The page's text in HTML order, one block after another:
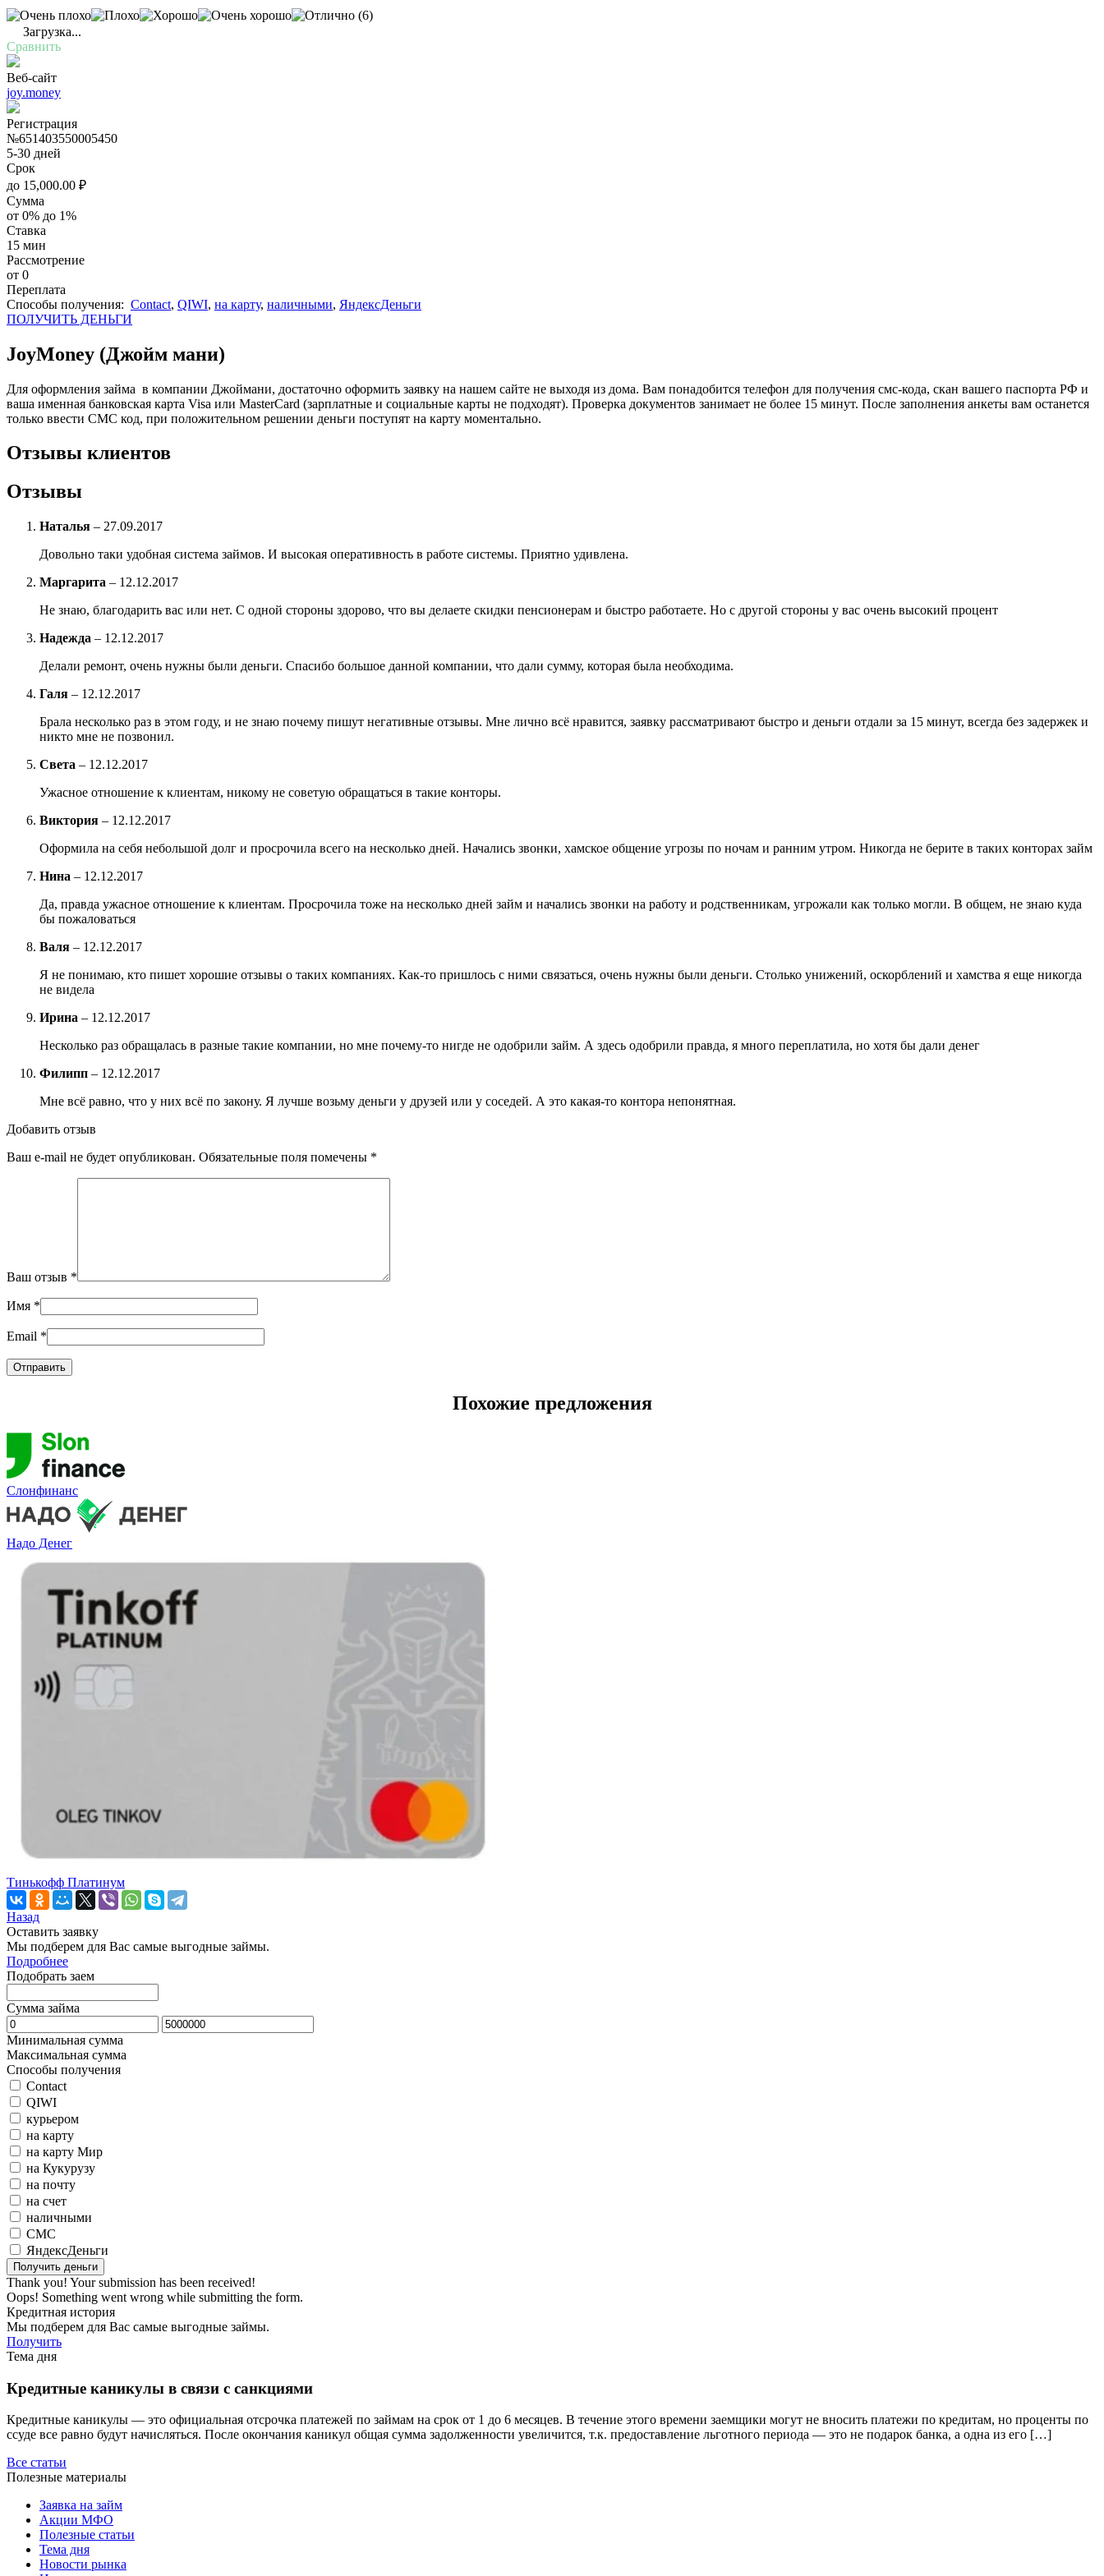
(6)
Загрузка...
Сравнить
Веб-сайт
joy.money
Регистрация
№651403550005450
5-30 дней
Срок
до 15,000.00 ₽
Сумма
от 0% до 1%
Ставка
15 мин
Рассмотрение
от 0
Переплата
Cпособы получения: Contact, QIWI, на карту, наличными, ЯндексДеньги
ПОЛУЧИТЬ ДЕНЬГИ
JoyMoney (Джойм мани)
Для оформления займа в компании Джоймани, достаточно оформить заявку на нашем сайте не выходя из дома. Вам понадобится телефон для получения смс-кода, скан вашего паспорта РФ и
ваша именная банковская карта Visa или MasterCard (зарплатные и социальные карты не подходят). Проверка документов занимает не более 15 минут. После заполнения анкеты вам останется
только ввести СМС код, при положительном решении деньги поступят на карту моментально.
Отзывы клиентов
Отзывы
Наталья – 27.09.2017
Довольно таки удобная система займов. И высокая оперативность в работе системы. Приятно удивлена.
Маргарита – 12.12.2017
Не знаю, благодарить вас или нет. С одной стороны здорово, что вы делаете скидки пенсионерам и быстро работаете. Но с другой стороны у вас очень высокий процент
Надежда – 12.12.2017
Делали ремонт, очень нужны были деньги. Спасибо большое данной компании, что дали сумму, которая была необходима.
Галя – 12.12.2017
Брала несколько раз в этом году, и не знаю почему пишут негативные отзывы. Мне лично всё нравится, заявку рассматривают быстро и деньги отдали за 15 минут, всегда без задержек и
никто мне не позвонил.
Света – 12.12.2017
Ужасное отношение к клиентам, никому не советую обращаться в такие конторы.
Виктория – 12.12.2017
Оформила на себя небольшой долг и просрочила всего на несколько дней. Начались звонки, хамское общение угрозы по ночам и ранним утром. Никогда не берите в таких конторах займ
Нина – 12.12.2017
Да, правда ужасное отношение к клиентам. Просрочила тоже на несколько дней займ и начались звонки на работу и родственникам, угрожали как только могли. В общем, не знаю куда
бы пожаловаться
Валя – 12.12.2017
Я не понимаю, кто пишет хорошие отзывы о таких компаниях. Как-то пришлось с ними связаться, очень нужны были деньги. Столько унижений, оскорблений и хамства я еще никогда
не видела
Ирина – 12.12.2017
Несколько раз обращалась в разные такие компании, но мне почему-то нигде не одобрили займ. А здесь одобрили правда, я много переплатила, но хотя бы дали денег
Филипп – 12.12.2017
Мне всё равно, что у них всё по закону. Я лучше возьму деньги у друзей или у соседей. А это какая-то контора непонятная.
Добавить отзыв
Ваш e-mail не будет опубликован. Обязательные поля помечены *
Ваш отзыв *
Имя *
Email *
Похожие предложения
Слонфинанс
Надо Денег
Тинькофф Платинум
Назад
Оставить заявку
Мы подберем для Вас самые выгодные займы.
Подробнее
Подобрать заем
Сумма займа
Минимальная сумма
Максимальная сумма
Способы получения
Contact
QIWI
курьером
на карту
на карту Мир
на Кукурузу
на почту
на счет
наличными
СМС
ЯндексДеньги
Thank you! Your submission has been received!
Oops! Something went wrong while submitting the form.
Кредитная история
Мы подберем для Вас самые выгодные займы.
Получить
Тема дня
Кредитные каникулы в связи с санкциями
Кредитные каникулы — это официальная отсрочка платежей по займам на срок от 1 до 6 месяцев. В течение этого времени заемщики могут не вносить платежи по кредитам, но проценты по
ссуде все равно будут начисляться. После окончания каникул общая сумма задолженности увеличится, т.к. предоставление льготного периода — это не подарок банка, а одна из его […]
Все статьи
Полезные материалы
Заявка на займ
Акции МФО
Полезные статьи
Тема дня
Новости рынка